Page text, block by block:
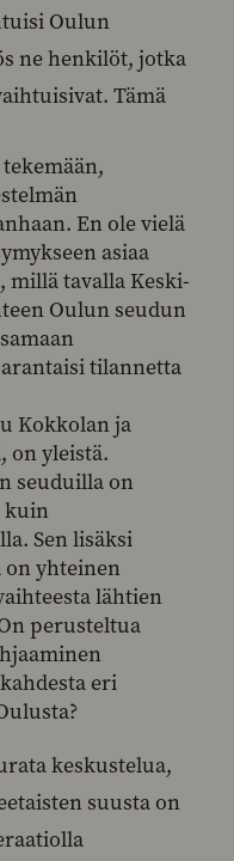
Oulun
ne henkilöt, jotka
Tämä
En ole vielä
asiaa
tavalla Keski-
Oulun seudun
tilannetta
Kokkolan ja
on yleistä.
seuduilla on
kuin
Sen lisäksi
on yhteinen
lähtien
perusteltua
eri
keskustelua,
suusta on